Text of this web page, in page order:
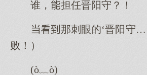
谁，担任晋阳守？！
那刺眼的‘晋阳守
败！）
(ò﹏ò)